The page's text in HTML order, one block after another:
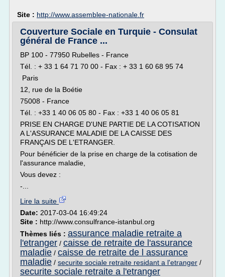
Site : http://www.assemblee-nationale.fr
Couverture Sociale en Turquie - Consulat
général de France ...
BP 100 - 77950 Rubelles - France
Tél. : + 33 1 64 71 70 00 - Fax : + 33 1 60 68 95 74
Paris
12, rue de la Boétie
75008 - France
Tél. : +33 1 40 06 05 80 - Fax : +33 1 40 06 05 81
PRISE EN CHARGE D'UNE PARTIE DE LA COTISATION
A L'ASSURANCE MALADIE DE LA CAISSE DES
FRANÇAIS DE L'ETRANGER.
Pour bénéficier de la prise en charge de la cotisation de
l'assurance maladie,
Vous devez :
-...
Lire la suite
Date: 2017-03-04 16:49:24
Site : http://www.consulfrance-istanbul.org
Thèmes liés : assurance maladie retraite a
l'etranger / caisse de retraite de l'assurance
maladie / caisse de retraite de l assurance
maladie / securite sociale retraite residant a l'etranger /
securite sociale retraite a l'etranger